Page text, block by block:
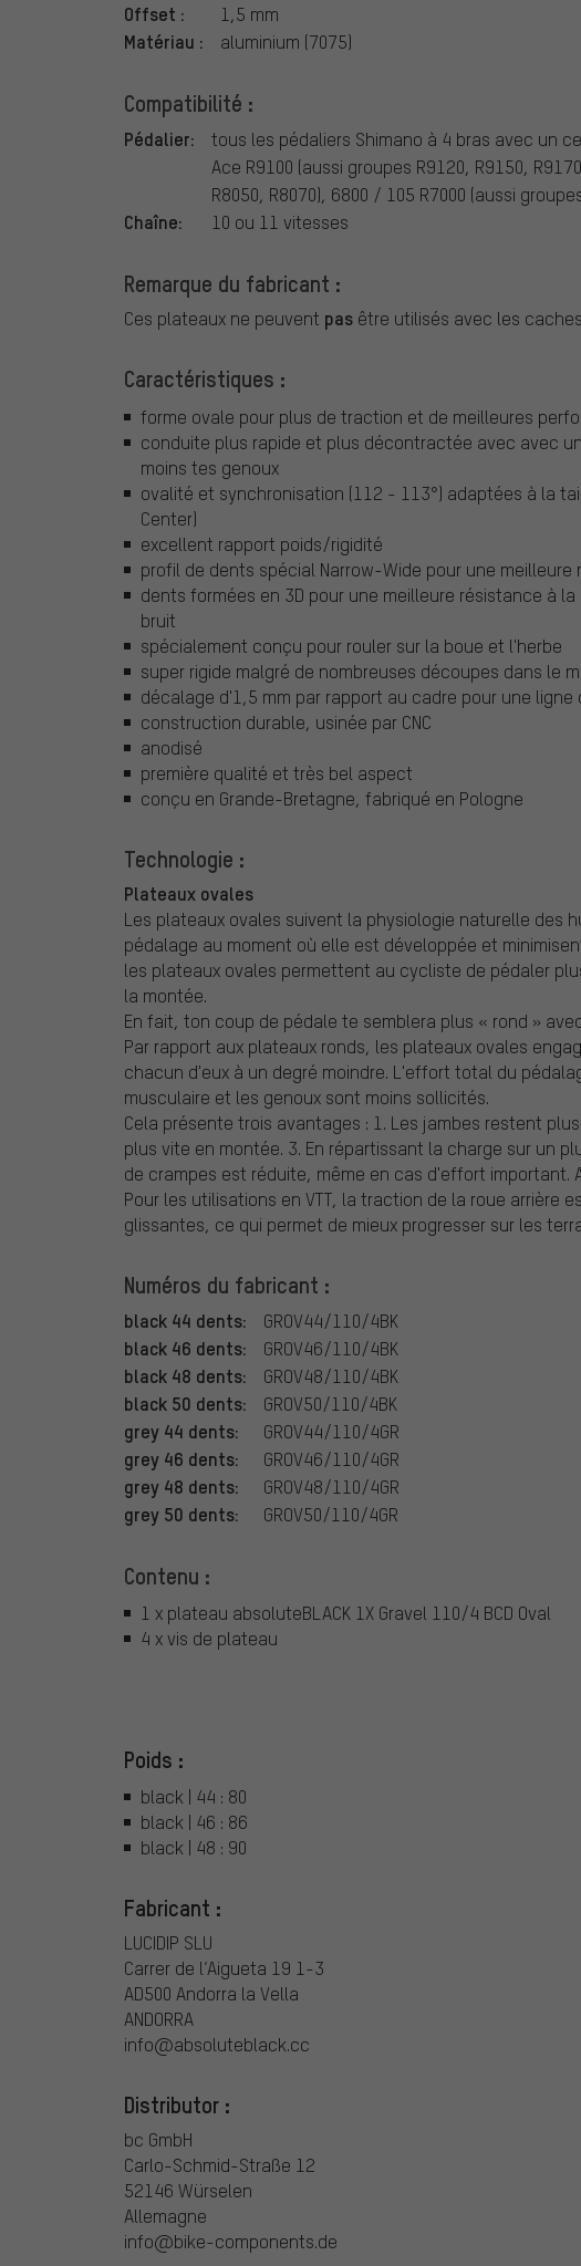
Offset : 1,5 mm
Matériau : aluminium (7075)
Compatibilité :
Pédalier: tous les pédaliers Shimano à 4 bras avec un
Ace R9100 (aussi groupes R9120, R9150,
R8050, R8070), 6800 / 105 R7000 (aussi
Chaîne: 10 ou 11 vitesses
Remarque du fabricant :
Ces plateaux ne peuvent pas être utilisés avec les
Caractéristiques :
forme ovale pour plus de traction et de meilleures
conduite plus rapide et plus décontractée avec avec
moins tes genoux
ovalité et synchronisation (112 - 113°) adaptées à la
Center)
excellent rapport poids/rigidité
profil de dents spécial Narrow-Wide pour une meilleure
dents formées en 3D pour une meilleure résistance à
bruit
spécialement conçu pour rouler sur la boue et l'herbe
super rigide malgré de nombreuses découpes dans le
décalage d'1,5 mm par rapport au cadre pour une
construction durable, usinée par CNC
anodisé
première qualité et très bel aspect
conçu en Grande-Bretagne, fabriqué en Pologne
Technologie :
Plateaux ovales
Les plateaux ovales suivent la physiologie naturelle des
pédalage au moment où elle est développée et
les plateaux ovales permettent au cycliste de pédaler
la montée.
En fait, ton coup de pédale te semblera plus « rond »
Par rapport aux plateaux ronds, les plateaux ovales
chacun d'eux à un degré moindre. L'effort total du
musculaire et les genoux sont moins sollicités.
Cela présente trois avantages : 1. Les jambes restent
plus vite en montée. 3. En répartissant la charge sur un
de crampes est réduite, même en cas d'effort important.
Pour les utilisations en VTT, la traction de la roue arrière
glissantes, ce qui permet de mieux progresser sur les
Numéros du fabricant :
black 44 dents: GROV44/110/4BK
black 46 dents: GROV46/110/4BK
black 48 dents: GROV48/110/4BK
black 50 dents: GROV50/110/4BK
grey 44 dents: GROV44/110/4GR
grey 46 dents: GROV46/110/4GR
grey 48 dents: GROV48/110/4GR
grey 50 dents: GROV50/110/4GR
Contenu :
1 x plateau absoluteBLACK 1X Gravel 110/4 BCD Oval
4 x vis de plateau
Poids :
black | 44 : 80
black | 46 : 86
black | 48 : 90
Fabricant :
LUCIDIP SLU
Carrer de l’Aigueta 19 1-3
AD500 Andorra la Vella
ANDORRA
info@absoluteblack.cc
Distributor :
bc GmbH
Carlo-Schmid-Straße 12
52146 Würselen
Allemagne
info@bike-components.de